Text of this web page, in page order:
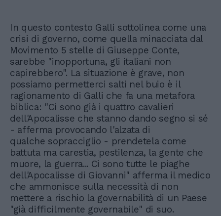
In questo contesto Galli sottolinea come una
crisi di governo, come quella minacciata dal
Movimento 5 stelle di Giuseppe Conte,
sarebbe "inopportuna, gli italiani non
capirebbero". La situazione è grave, non
possiamo permetterci salti nel buio è il
ragionamento di Galli che fa una metafora
biblica: "Ci sono già i quattro cavalieri
dell'Apocalisse che stanno dando segno si sé
- afferma provocando l'alzata di
qualche sopracciglio - prendetela come
battuta ma carestia, pestilenza, la gente che
muore, la guerra... Ci sono tutte le piaghe
dell'Apocalisse di Giovanni" afferma il medico
che ammonisce sulla necessità di non
mettere a rischio la governabilità di un Paese
"già difficilmente governabile" di suo.